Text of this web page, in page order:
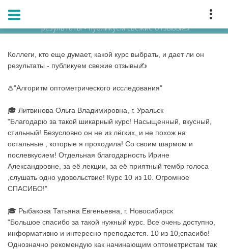
Коллеги, кто еще думает, какой курс выбрать, и дает ли он
результаты - публикуем свежие отзывы✍
Коллеги, кто еще думает, какой курс выбрать, и дает ли он
результаты - публикуем свежие отзывы✍
♨️"Алгоритм оптометрического исследования"
🎓 Литвинова Ольга Владимировна, г. Уральск
"Благодарю за такой шикарный курс! Насыщенный, вкусный,
стильный! Безусловно он не из лёгких, и не похож на
остальные , которые я проходила! Со своим шармом и
послевкусием! Отдельная благодарность Ирине
Александровне, за её лекции, за её приятный тембр голоса
,слушать одно удовольствие! Курс 10 из 10. Огромное
СПАСИБО!"
🎓 Рыбакова Татьяна Евгеньевна, г. Новосибирск
"Большое спасибо за такой нужный курс. Все очень доступно,
информативно и интересно преподается. 10 из 10,спасибо!
Однозначно рекомендую как начинающим оптометристам так